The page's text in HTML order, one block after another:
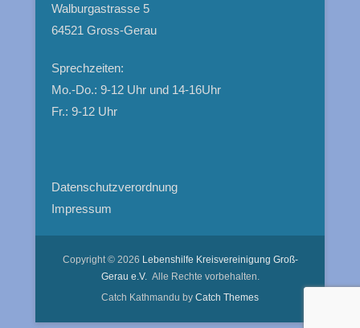
Walburgastrasse 5
64521 Gross-Gerau
Sprechzeiten:
Mo.-Do.: 9-12 Uhr und 14-16Uhr
Fr.: 9-12 Uhr
Da­ten­schutz­ver­ord­nung
Impressum
Copyright © 2026 Lebenshilfe Kreisvereinigung Groß-
Gerau e.V. Alle Rechte vorbehalten.
Catch Kathmandu by Catch Themes